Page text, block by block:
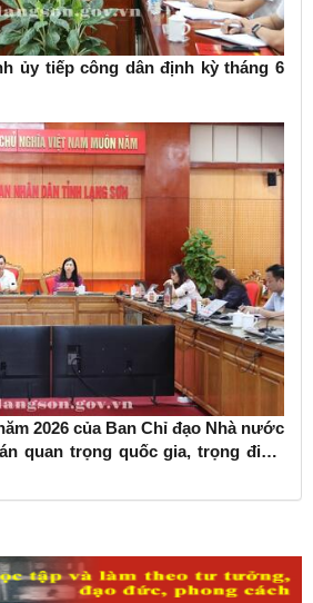
ủy tiếp công dân định kỳ tháng 6
2026 của Ban Chỉ đạo Nhà nước
quan trọng quốc gia, trọng điểm